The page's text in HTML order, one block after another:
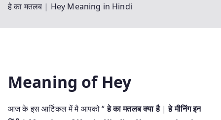
हे का मतलब | Hey Meaning in Hindi
Meaning of Hey
आज के इस आर्टिकल में मै आपको “हे का मतलब क्या है|हे मीनिंग इन